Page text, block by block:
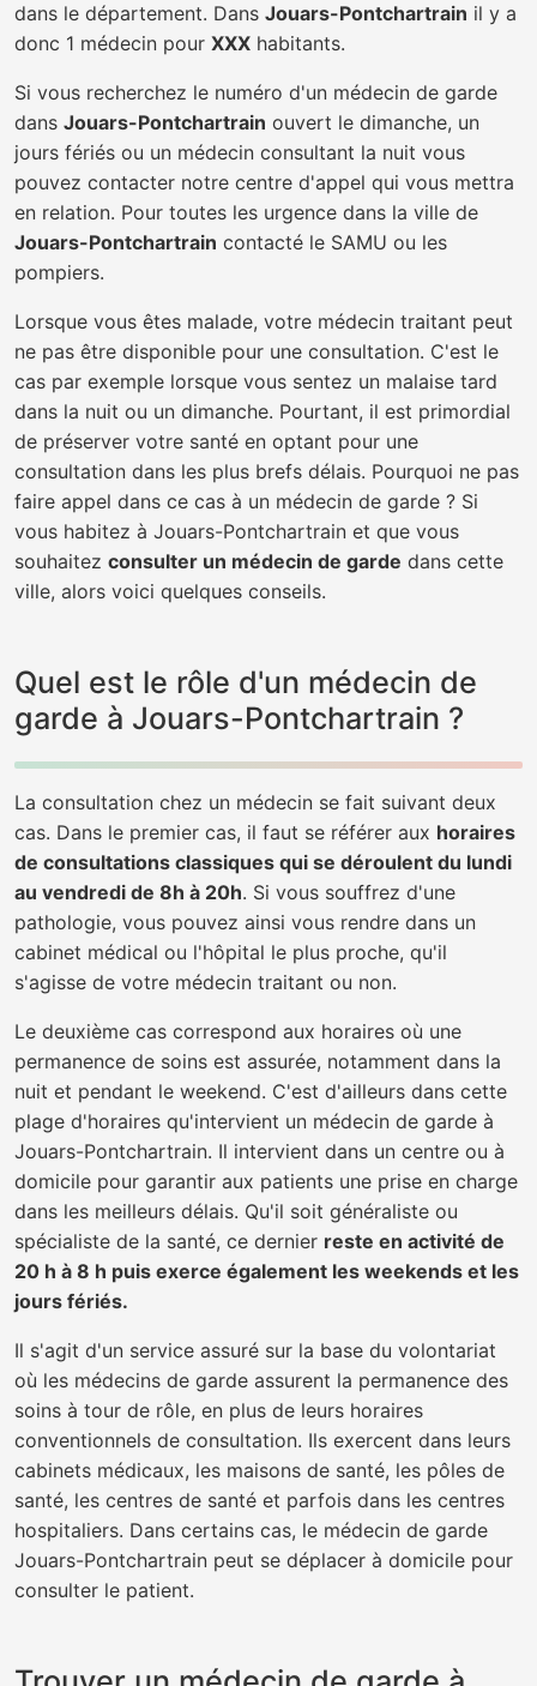
dans le département. Dans Jouars-Pontchartrain il y a
donc 1 médecin pour XXX habitants.
Si vous recherchez le numéro d'un médecin de garde
dans Jouars-Pontchartrain ouvert le dimanche, un
jours fériés ou un médecin consultant la nuit vous
pouvez contacter notre centre d'appel qui vous mettra
en relation. Pour toutes les urgence dans la ville de
Jouars-Pontchartrain contacté le SAMU ou les
pompiers.
Lorsque vous êtes malade, votre médecin traitant peut
ne pas être disponible pour une consultation. C'est le
cas par exemple lorsque vous sentez un malaise tard
dans la nuit ou un dimanche. Pourtant, il est primordial
de préserver votre santé en optant pour une
consultation dans les plus brefs délais. Pourquoi ne pas
faire appel dans ce cas à un médecin de garde ? Si
vous habitez à Jouars-Pontchartrain et que vous
souhaitez consulter un médecin de garde dans cette
ville, alors voici quelques conseils.
Quel est le rôle d'un médecin de
garde à Jouars-Pontchartrain ?
La consultation chez un médecin se fait suivant deux
cas. Dans le premier cas, il faut se référer aux horaires
de consultations classiques qui se déroulent du lundi
au vendredi de 8h à 20h. Si vous souffrez d'une
pathologie, vous pouvez ainsi vous rendre dans un
cabinet médical ou l'hôpital le plus proche, qu'il
s'agisse de votre médecin traitant ou non.
Le deuxième cas correspond aux horaires où une
permanence de soins est assurée, notamment dans la
nuit et pendant le weekend. C'est d'ailleurs dans cette
plage d'horaires qu'intervient un médecin de garde à
Jouars-Pontchartrain. Il intervient dans un centre ou à
domicile pour garantir aux patients une prise en charge
dans les meilleurs délais. Qu'il soit généraliste ou
spécialiste de la santé, ce dernier reste en activité de
20 h à 8 h puis exerce également les weekends et les
jours fériés.
Il s'agit d'un service assuré sur la base du volontariat
où les médecins de garde assurent la permanence des
soins à tour de rôle, en plus de leurs horaires
conventionnels de consultation. Ils exercent dans leurs
cabinets médicaux, les maisons de santé, les pôles de
santé, les centres de santé et parfois dans les centres
hospitaliers. Dans certains cas, le médecin de garde
Jouars-Pontchartrain peut se déplacer à domicile pour
consulter le patient.